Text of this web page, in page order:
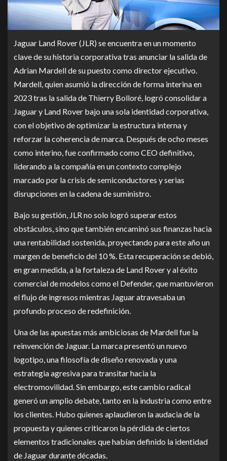
Jaguar Land Rover (JLR) se encuentra en un momento
clave de su historia corporativa tras anunciar la salida de
Adrian Mardell de su puesto como director ejecutivo.
Mardell, quien asumió la dirección de forma interina en
2023 tras la salida de Thierry Bolloré, logró consolidar a
Jaguar y Land Rover bajo una sola identidad corporativa,
con el objetivo de optimizar la estructura interna y
reforzar la coherencia de marca. Después de ocho meses
como interino, fue confirmado como CEO definitivo,
liderando a la compañía en un contexto complejo
marcado por la crisis de semiconductores y serias
disrupciones en la cadena de suministro.
Bajo su gestión, JLR no solo logró superar estos
obstáculos, sino que también encaminó sus finanzas hacia
una rentabilidad sostenida, proyectando para este año un
margen de beneficio del 10 %. Esta recuperación se debió,
en gran medida, a la fortaleza de Land Rover y al éxito
comercial de modelos como el Defender, que mantuvieron
el flujo de ingresos mientras Jaguar atravesaba un
profundo proceso de redefinición.
Una de las apuestas más ambiciosas de Mardell fue la
reinvención de Jaguar. La marca presentó un nuevo
logotipo, una filosofía de diseño renovada y una
estrategia agresiva para transitar hacia la
electromovilidad. Sin embargo, este cambio radical
generó un amplio debate, tanto en la industria como entre
los clientes. Hubo quienes aplaudieron la audacia de la
propuesta y quienes criticaron la pérdida de ciertos
elementos tradicionales que habían definido la identidad
de Jaguar durante décadas.